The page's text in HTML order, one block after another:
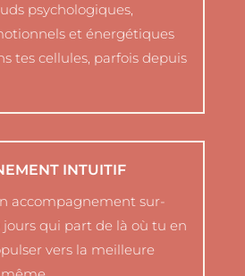
psychologiques,
et énergétiques
tes cellules, parfois depuis
INTUITIF
accompagnement sur-
jours qui part de là où tu en
vers la meilleure